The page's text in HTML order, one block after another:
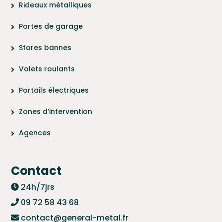
Rideaux métalliques
Portes de garage
Stores bannes
Volets roulants
Portails électriques
Zones d’intervention
Agences
Contact
24h/7jrs
09 72 58 43 68
contact@general-metal.fr